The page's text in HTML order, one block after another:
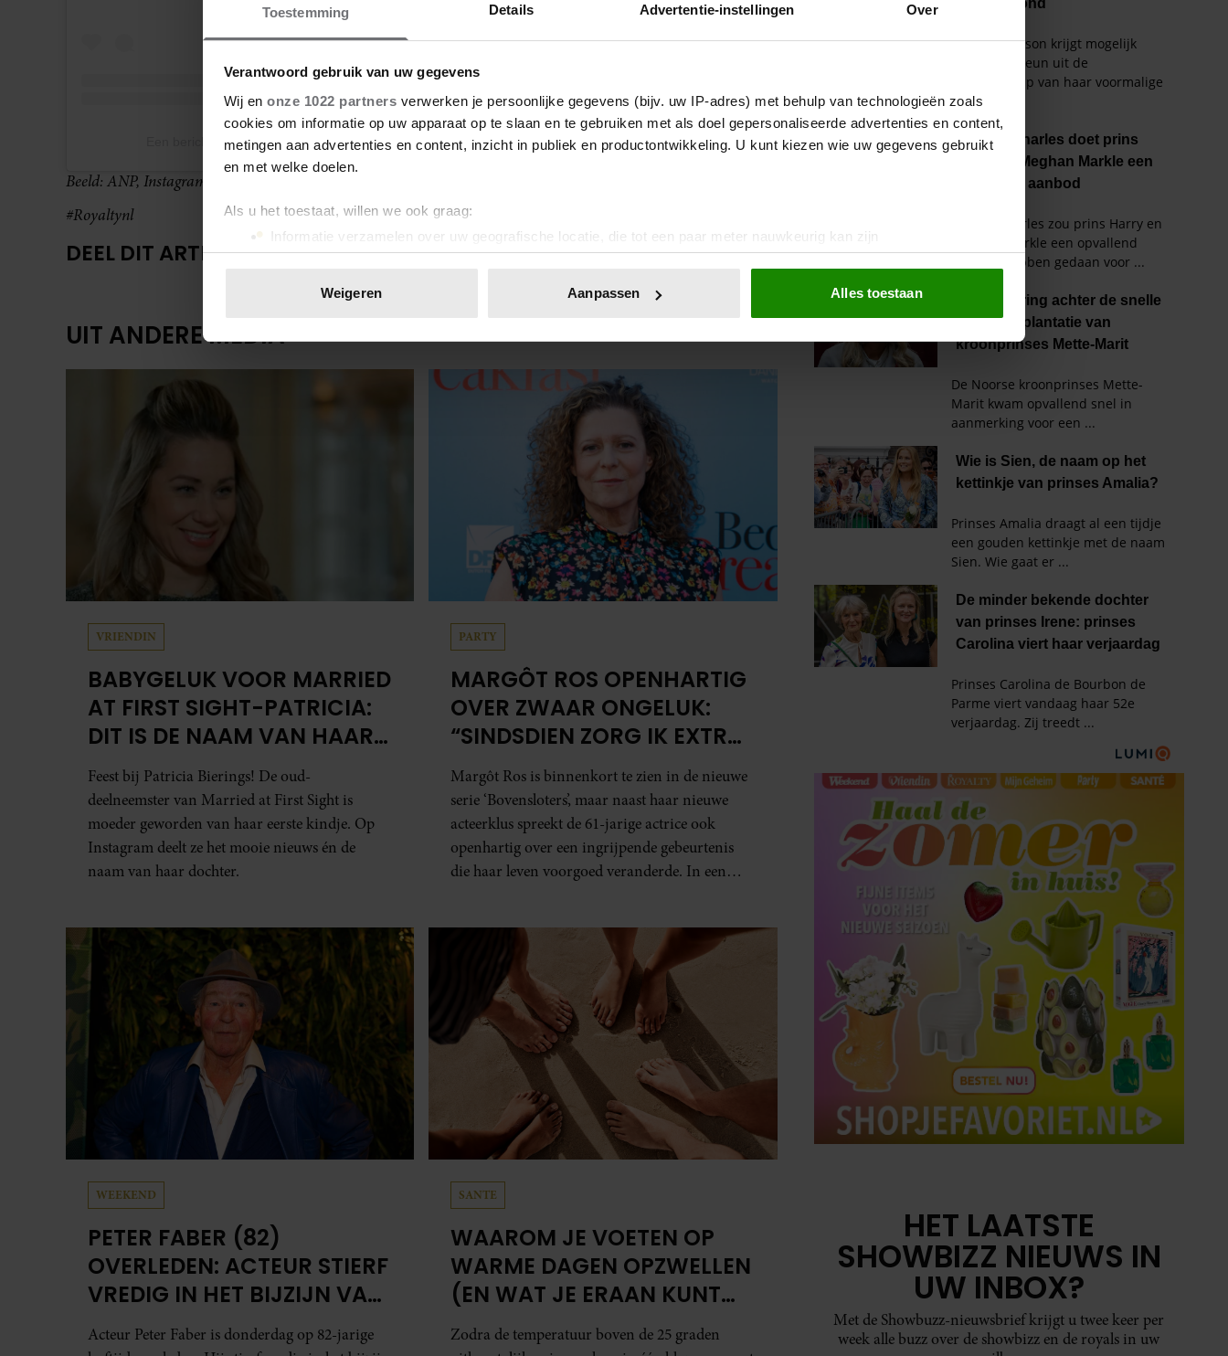
Toestemming Details Advertentie-instellingen Over
Verantwoord gebruik van uw gegevens
Wij en onze 1022 partners verwerken je persoonlijke gegevens (bijv. uw IP-adres) met behulp van technologieën zoals
cookies om informatie op uw apparaat op te slaan en te gebruiken met als doel gepersonaliseerde advertenties en content,
metingen aan advertenties en content, inzicht in publiek en productontwikkeling. U kunt kiezen wie uw gegevens gebruikt
en met welke doelen.
Als u het toestaat, willen we ook graag:
Informatie verzamelen over uw geografische locatie, die tot een paar meter nauwkeurig kan zijn
Uw apparaat identificeren door het actief te scannen op specifieke eigenschappen (fingerprinting)
toestemming op elk moment wijzigen of intrekken in de Cookieverklaring.
We gebruiken cookies om content en advertenties te personaliseren, om functies voor social media te bieden en om ons
websiteverkeer te analyseren. Ook delen we informatie over uw gebruik van onze site met onze partners voor social
media, adverteren en analyse. Deze partners kunnen deze gegevens combineren met andere informatie die u aan ze heeft
verstrekt of die ze hebben verzameld op basis van uw gebruik van hun services. U gaat akkoord met onze cookies als u
Weigeren Aanpassen Alles toestaan
Een bericht gedeeld door Koninklijk Huis (@koninklijkhuis)
Beeld: ANP, Instagram @koninklijkhuis
#Royaltynl
DEEL DIT ARTIKEL OP SOCIAL MEDIA!
UIT ANDERE MEDIA
VRIENDIN
BABYGELUK VOOR MARRIED
AT FIRST SIGHT-PATRICIA:
DIT IS DE NAAM VAN HAAR
DOCHTER
Feest bij Patricia Bierings! De oud-
deelneemster van Married at First Sight is
moeder geworden van haar eerste kindje. Op
Instagram deelt ze het mooie nieuws én de
naam van haar dochter.
PARTY
MARGÔT ROS OPENHARTIG
OVER ZWAAR ONGELUK:
“SINDSDIEN ZORG IK EXTRA
GOED VOOR MIJN BREIN”
Margôt Ros is binnenkort te zien in de nieuwe
serie ‘Bovensloters’, maar naast haar nieuwe
acteerklus spreekt de 61-jarige actrice ook
openhartig over een ingrijpende gebeurtenis
die haar leven voorgoed veranderde. In een
haar dwong anders naar zichzelf en haar
gezondheid te kijken. “Mijn leven steekt nu
anders in elkaar”, zegt ze.
WEEKEND
PETER FABER (82)
OVERLEDEN: ACTEUR STIERF
VREDIG IN HET BIJZIJN VAN
ZIJN MEEST DIERBAREN
Acteur Peter Faber is donderdag op 82-jarige
SANTE
WAAROM JE VOETEN OP
WARME DAGEN OPZWELLEN
(EN WAT JE ERAAN KUNT
DOEN)
Zodra de temperatuur boven de 25 graden
HET LAATSTE
SHOWBIZZ NIEUWS IN
UW INBOX?
Met de Showbuzz-nieuwsbrief krijgt u twee keer per
week alle buzz over de showbizz en de royals in uw